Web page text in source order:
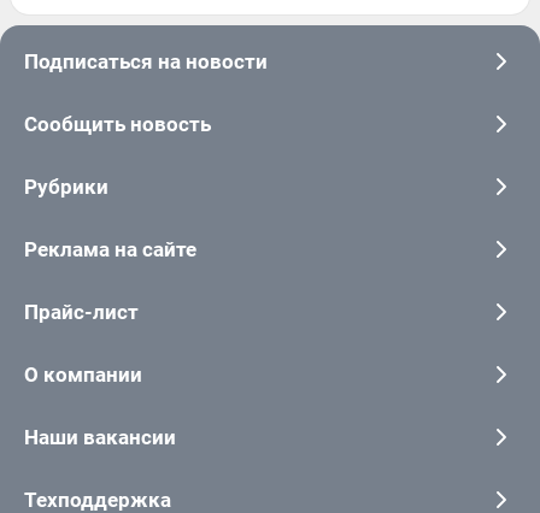
Подписаться на новости
Сообщить новость
Рубрики
Реклама на сайте
Прайс-лист
О компании
Наши вакансии
Техподдержка